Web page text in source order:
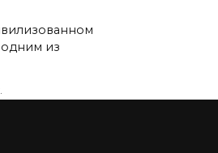
одним из